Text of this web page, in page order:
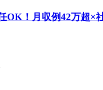
OK！月収例42万超×